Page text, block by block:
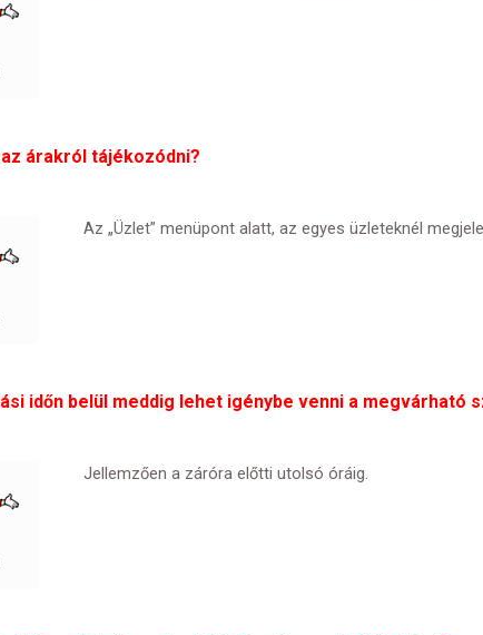
árakról tájékozódni?
Az „Üzlet” menüpont alatt, az egyes üzleteknél
időn belül meddig lehet igénybe venni a megvárható
Jellemzően a záróra előtti utolsó óráig.